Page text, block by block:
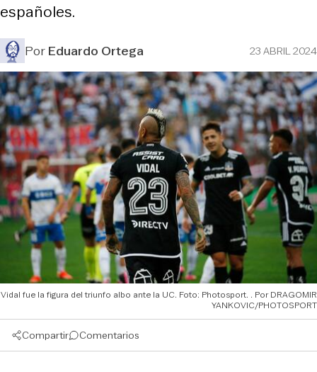
españoles.
PorEduardo Ortega 23 ABRIL 2024
Vidal fue la figura del triunfo albo ante la UC. Foto: Photosport.
DRAGOMIR
YANKOVIC/PHOTOSPORT
Compartir Comentarios